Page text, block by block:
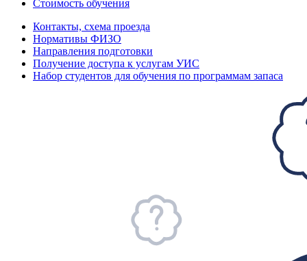
Стоимость обучения
Контакты, схема проезда
Нормативы ФИЗО
Направления подготовки
Получение доступа к услугам УИС
Набор студентов для обучения по программам запаса